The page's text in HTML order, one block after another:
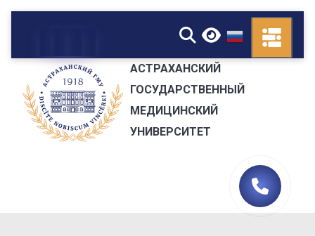
▼
АСТРАХАНСКИЙ
ГОСУДАРСТВЕННЫЙ
МЕДИЦИНСКИЙ
УНИВЕРСИТЕТ